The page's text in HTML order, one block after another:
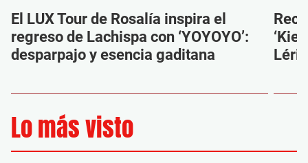
El LUX Tour de Rosalía inspira el
regreso de Lachispa con ‘YOYOYO’:
desparpajo y esencia gaditana
Lo más visto